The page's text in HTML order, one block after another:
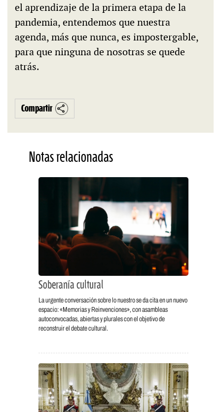
el aprendizaje de la primera etapa de la
pandemia, entendemos que nuestra
agenda, más que nunca, es impostergable,
para que ninguna de nosotras se quede
atrás.
Compartir
Notas relacionadas
Soberanía cultural
La urgente conversación sobre lo nuestro se da cita en un nuevo
espacio: «Memorias y Reinvenciones», con asambleas
autoconvocadas, abiertas y plurales con el objetivo de
reconstruir el debate cultural.